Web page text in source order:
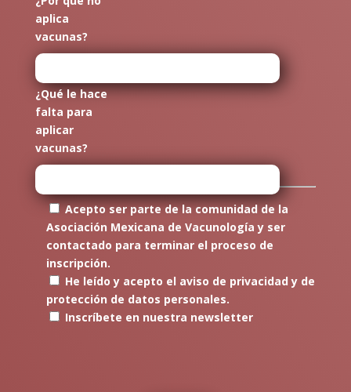
aplica
vacunas?
¿Qué le hace
falta para
aplicar
vacunas?
Acepto ser parte de la comunidad de la
Asociación Mexicana de Vacunología y ser
contactado para terminar el proceso de
inscripción.
He leído y acepto el aviso de privacidad y de
protección de datos personales.
Inscríbete en nuestra newsletter